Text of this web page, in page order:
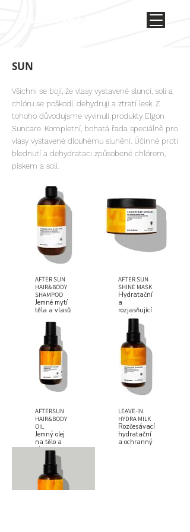
SUN
Všichni se bojí, že vlasy vystavené slunci, soli a
chlóru se poškodí, dehydrují a ztratí lesk. Z
tohoho důvodujsme vyvinuli produkty Elgon
Suncare. Kompletní, bohatá řada speciálně pro
vlasy vystavené dlouhému slunění. Účinné proti
blednutí a dehydrataci způsobené chlórem,
pískem a solí.
AFTER SUN
HAIR&BODY
SHAMPOO
Jemné mytí
těla a vlasů
AFTER SUN
SHINE MASK
Hydratační
a
rozjasňující
maska
AFTERSUN
HAIR&BODY
OIL
Jemný olej
na tělo a
vlasy
LEAVE-IN
HYDRA MILK
Rozčesávací,
hydratační
a ochranný
sprej